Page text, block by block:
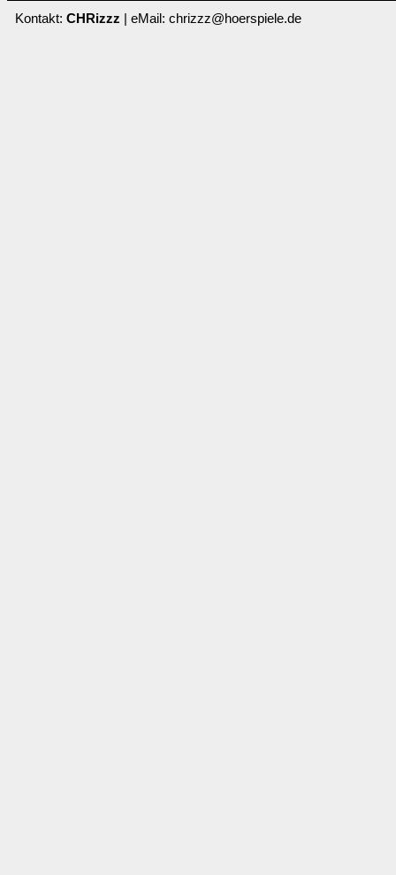
Kontakt: CHRizzz | eMail: chrizzz@hoerspiele.de